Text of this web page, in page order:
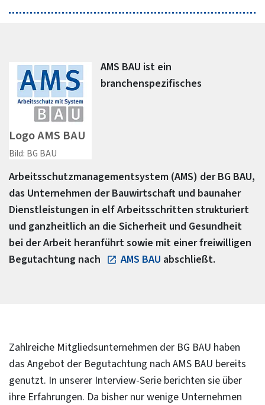
Logo AMS BAU
Bild: BG BAU
AMS BAU ist ein
branchenspezifisches
Arbeitsschutzmanagementsystem (AMS) der BG BAU,
das Unternehmen der Bauwirtschaft und baunaher
Dienstleistungen in elf Arbeitsschritten strukturiert
und ganzheitlich an die Sicherheit und Gesundheit
bei der Arbeit heranführt sowie mit einer freiwilligen
Begutachtung nach
AMS BAU abschließt.
Zahlreiche Mitgliedsunternehmen der BG BAU haben
das Angebot der Begutachtung nach AMS BAU bereits
genutzt. In unserer Interview-Serie berichten sie über
ihre Erfahrungen. Da bisher nur wenige Unternehmen